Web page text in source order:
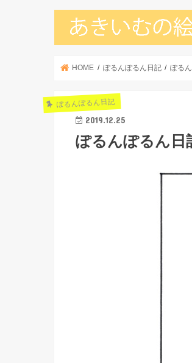
HOME ぽるんぽるん日記 ぽる
ぽるんぽるん日記
2019.12.25
ぽるんぽるん日